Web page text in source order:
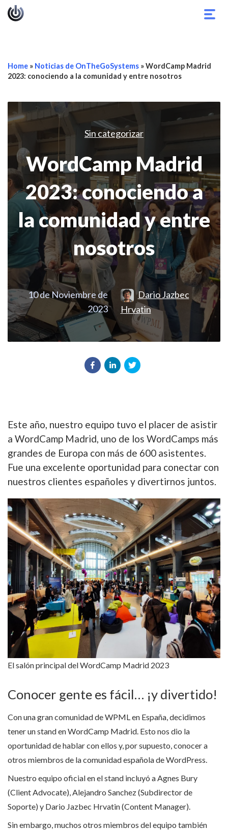
Home » Noticias de OnTheGoSystems »WordCamp Madrid
2023: conociendo a la comunidad y entre nosotros
Sin categorizar
WordCamp Madrid
2023: conociendo a
la comunidad y entre
nosotros
10 de Noviembre de
2023
Dario Jazbec
Hrvatin
Este año, nuestro equipo tuvo el placer de asistir
a WordCamp Madrid, uno de los WordCamps más
grandes de Europa con más de 600 asistentes.
Fue una excelente oportunidad para conectar con
nuestros clientes españoles y divertirnos juntos.
El salón principal del WordCamp Madrid 2023
Conocer gente es fácil… ¡y divertido!
Con una gran comunidad de WPML en España, decidimos
tener un stand en WordCamp Madrid. Esto nos dio la
oportunidad de hablar con ellos y, por supuesto, conocer a
otros miembros de la comunidad española de WordPress.
Nuestro equipo oficial en el stand incluyó a Agnes Bury
(Client Advocate), Alejandro Sanchez (Subdirector de
Soporte) y Dario Jazbec Hrvatin (Content Manager).
Sin embargo, muchos otros miembros del equipo también